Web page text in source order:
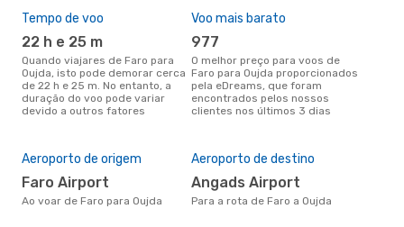
Tempo de voo
22 h e 25 m
Quando viajares de Faro para
Oujda, isto pode demorar cerca
de 22 h e 25 m. No entanto, a
duração do voo pode variar
devido a outros fatores
Voo mais barato
977
O melhor preço para voos de
Faro para Oujda proporcionados
pela eDreams, que foram
encontrados pelos nossos
clientes nos últimos 3 dias
Aeroporto de origem
Faro Airport
Ao voar de Faro para Oujda
Aeroporto de destino
Angads Airport
Para a rota de Faro a Oujda